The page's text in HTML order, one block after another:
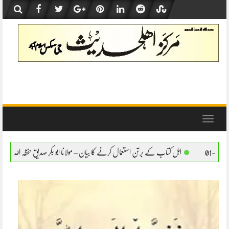
content
Toggle
برتن استعمال کرنے کا بیان – مولانا ابو بکر صدیق حفظہ اللہ اہل کتاب کے برتن استعمال